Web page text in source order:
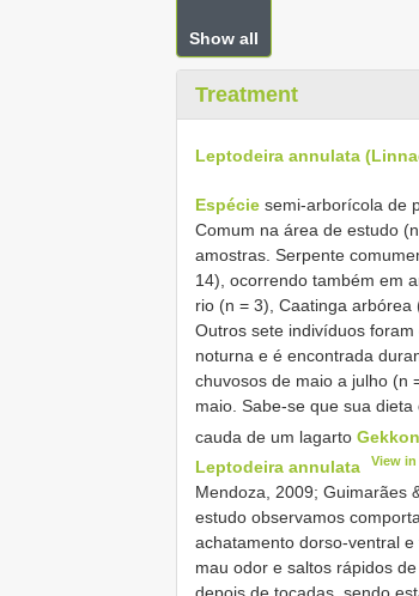
Show all
Treatment
Leptodeira annulata
Espécie semi-arborícola de
Comum na área de estudo
amostras. Serpente
14), ocorrendo também em
rio (n = 3), Caatinga arbórea
Outros sete indivíduos
noturna e é encontrada
chuvosos de maio a julho (n
maio. Sabe-se que sua
cauda de um lagarto
Leptodeira annulata
View in
Mendoza, 2009; Guimarães
estudo observamos
achatamento dorso-ventral
mau odor e saltos rápidos